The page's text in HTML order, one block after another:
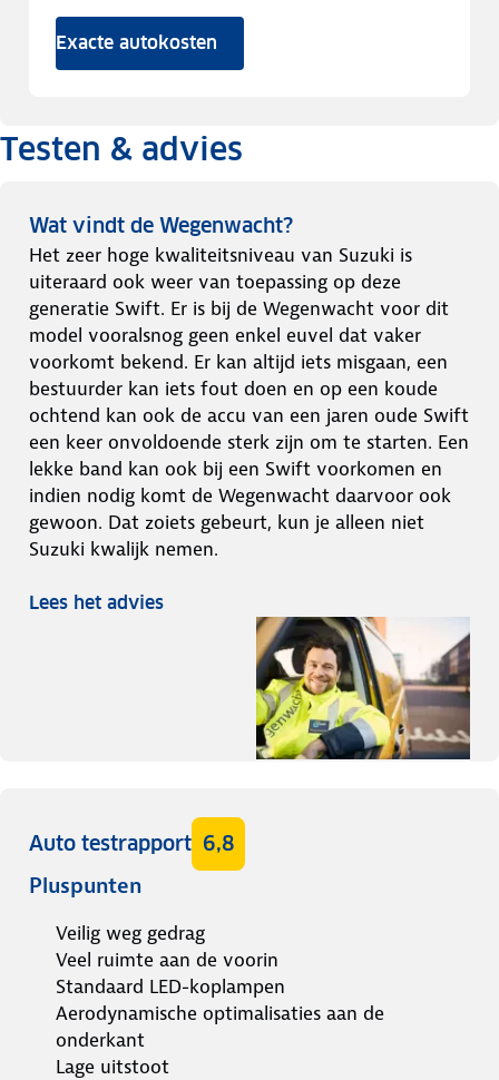
Exacte autokosten
Testen & advies
Wat vindt de Wegenwacht?
Het zeer hoge kwaliteitsniveau van Suzuki is
uiteraard ook weer van toepassing op deze
generatie Swift. Er is bij de Wegenwacht voor dit
model vooralsnog geen enkel euvel dat vaker
voorkomt bekend. Er kan altijd iets misgaan, een
bestuurder kan iets fout doen en op een koude
ochtend kan ook de accu van een jaren oude Swift
een keer onvoldoende sterk zijn om te starten. Een
lekke band kan ook bij een Swift voorkomen en
indien nodig komt de Wegenwacht daarvoor ook
gewoon. Dat zoiets gebeurt, kun je alleen niet
Suzuki kwalijk nemen.
Lees het advies
Auto testrapport 6,8
Pluspunten
Veilig weg gedrag
Veel ruimte aan de voorin
Standaard LED-koplampen
Aerodynamische optimalisaties aan de
onderkant
Lage uitstoot